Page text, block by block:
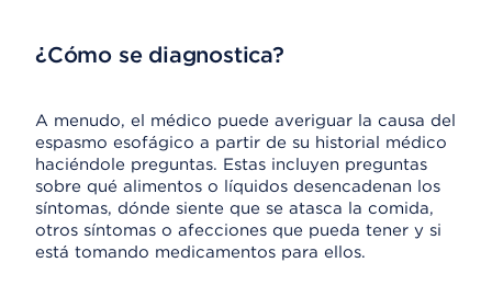
¿Cómo se diagnostica?
A menudo, el médico puede averiguar la causa del
espasmo esofágico a partir de su historial médico
haciéndole preguntas. Estas incluyen preguntas
sobre qué alimentos o líquidos desencadenan los
síntomas, dónde siente que se atasca la comida,
otros síntomas o afecciones que pueda tener y si
está tomando medicamentos para ellos.